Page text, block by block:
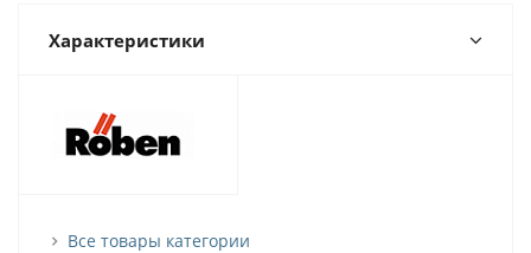
Характеристики
Все товары категории